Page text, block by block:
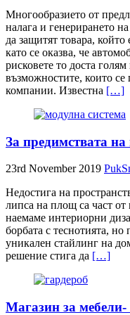
Многообразието от
налага и генерирането
да защитят товара,
като се оказва, че
рисковете то доста
възможностите, които се
компании. Известна […]
За предимствата
23rd November 2019
Недостига на
липса на площ са част от
наемаме интериорни
борбата с теснотията, но
уникален стайлинг на
решение стига да […]
Магазин за